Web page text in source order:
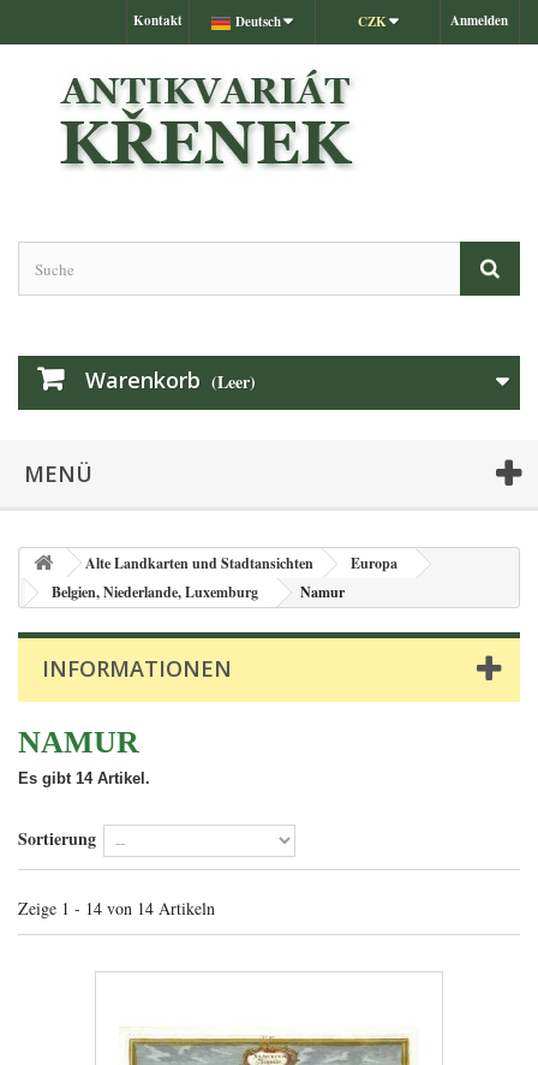
Anmelden
CZK
Deutsch
Kontakt
Warenkorb (Leer)
MENÜ
Alte Landkarten und Stadtansichten
Europa
Belgien, Niederlande, Luxemburg
Namur
INFORMATIONEN
NAMUR
Es gibt 14 Artikel.
Sortierung
Zeige 1 - 14 von 14 Artikeln